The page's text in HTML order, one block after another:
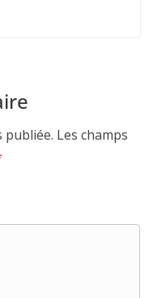
publiée. Les champs